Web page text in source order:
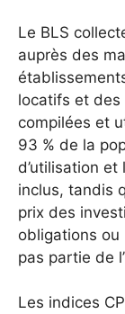
Le BLS
auprès des
locatifs et des
compilées et
93 % de la
d’utilisation
inclus, tandis
prix des
obligations ou
pas partie de
Les indices